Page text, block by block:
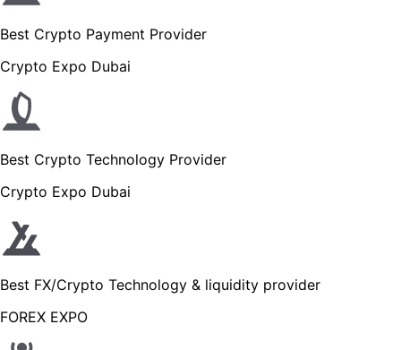
Best Crypto Payment Provider
Crypto Expo Dubai
Best Crypto Technology Provider
Crypto Expo Dubai
Best FX/Crypto Technology & liquidity provider
FOREX EXPO